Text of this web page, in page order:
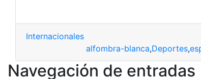
Internacionales
alfombra-blanca,Deportes,
Navegación de entradas